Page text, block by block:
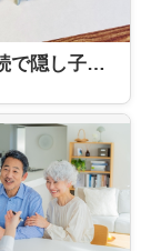
不動産相続で隠し子がいる場合はどうなる？相談できる専門家もご紹介